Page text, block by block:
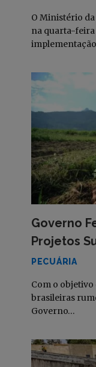
O Ministério
na quarta-
Governo
Projetos
PECUÁRIA
Com o
brasileiras
Governo…